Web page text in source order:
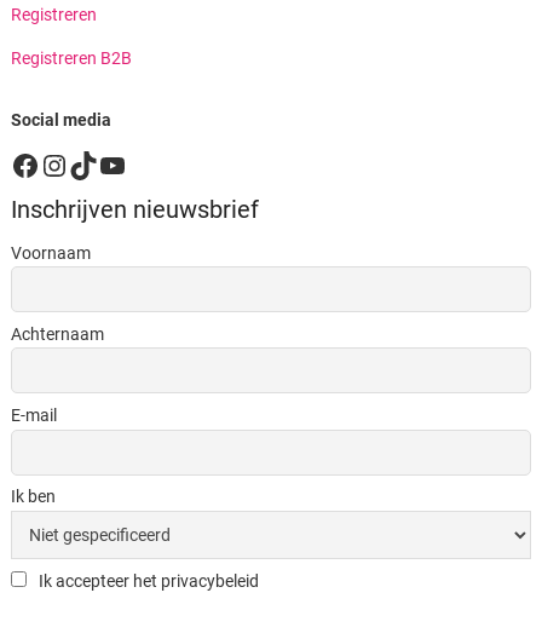
Registreren
Registreren B2B
Social media
Facebook
Instagram
TikTok
YouTube
Inschrijven nieuwsbrief
Voornaam
Achternaam
E-mail
Ik ben
Ik accepteer het privacybeleid